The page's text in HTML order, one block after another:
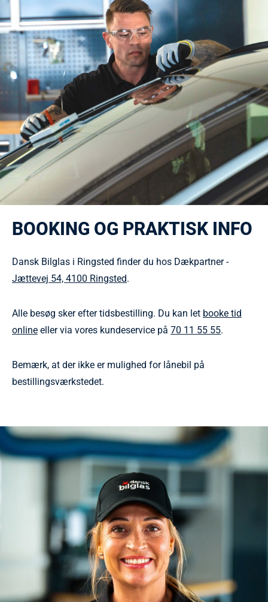
BOOKING OG PRAKTISK INFO
Dansk Bilglas i Ringsted finder du hos Dækpartner -
Jættevej 54, 4100 Ringsted.
Alle besøg sker efter tidsbestilling. Du kan let booke tid
online eller via vores kundeservice på 70 11 55 55.
Bemærk, at der ikke er mulighed for lånebil på
bestillingsværkstedet.